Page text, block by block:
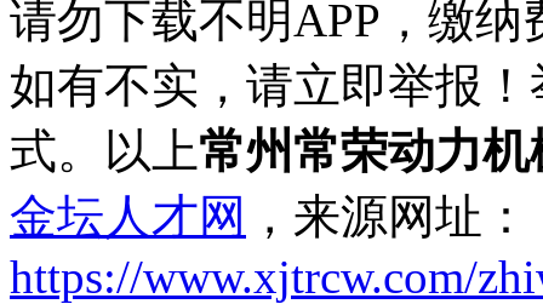
请勿下载不明APP，缴
如有不实，请立即举报
式。以上常州常荣动力
金坛人才网 ，来源网址：
https://www.xjtrcw.com/